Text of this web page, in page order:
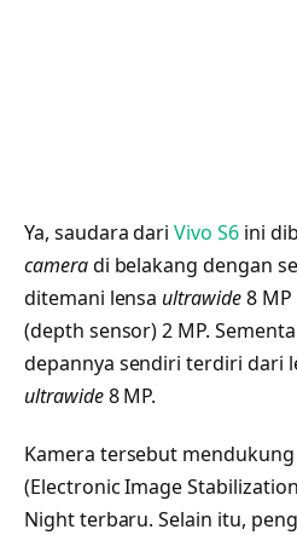
Ya, saudara dariVivo S6ini
cameradi belakang dengan
ditemani lensaultrawide8 MP
(depth sensor) 2 MP.
depannya sendiri terdiri dari
ultrawide8 MP.
Kamera tersebut
(Electronic Image
Night terbaru. Selain itu,